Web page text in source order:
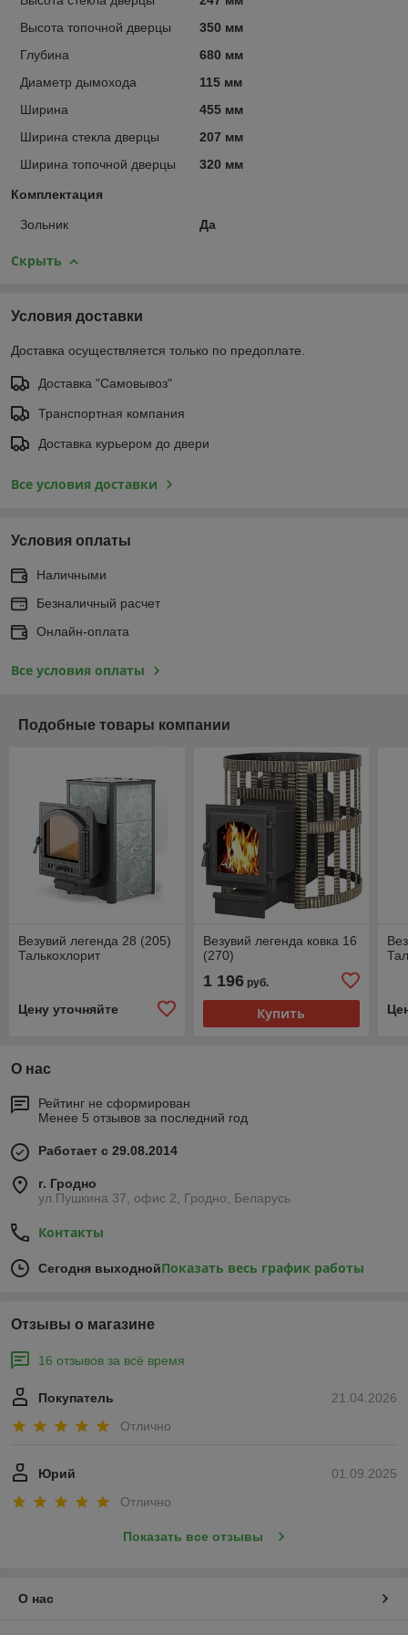
Высота топочной дверцы
350 мм
Глубина
680 мм
Диаметр дымохода
115 мм
Ширина
455 мм
Ширина стекла дверцы
207 мм
Ширина топочной дверцы
320 мм
Комплектация
Зольник Да
Скрыть
Условия доставки
Доставка осуществляется только по предоплате.
Доставка "Самовывоз"
Транспортная компания
Доставка курьером до двери
Все условия доставки
Условия оплаты
Наличными
Безналичный расчет
Онлайн-оплата
Все условия оплаты
Подобные товары компании
Везувий легенда 28 (205)
Талькохлорит
Цену уточняйте
Везувий легенда ковка 16
(270)
1 196руб.
Купить
О нас
Рейтинг не сформирован
Менее 5 отзывов за последний год
Работает с 29.08.2014
г. Гродно
ул.Пушкина 37, офис 2, Гродно, Беларусь
Контакты
Сегодня выходнойПоказать весь график работы
Отзывы о магазине
16 отзывов за всё время
21.04.2026
Покупатель
Отлично
01.09.2025
Юрий
Отлично
Показать все отзывы
О нас